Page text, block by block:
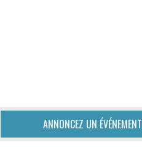
ANNONCEZ UN ÉVÉNEMENT